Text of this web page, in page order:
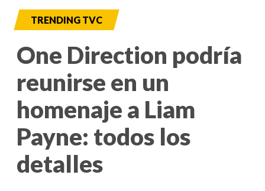
TRENDING TVC
One Direction podría
reunirse en un
homenaje a Liam
Payne: todos los
detalles